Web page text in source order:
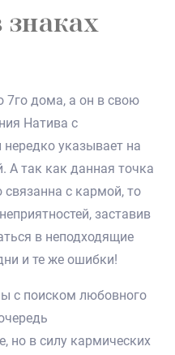
знаках
7го дома, а он в свою
Натива с
указывает на
А так как данная точка
с кармой, то
заставив
в неподходящие
и те же ошибки!
с поиском любовного
но в силу кармических